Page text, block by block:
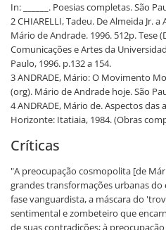
In: ______. Poesias completas. São
2 CHIARELLI, Tadeu. De Almeida Jr.
Mário de Andrade. 1996. 512p. Tese
Comunicações e Artes da
Paulo, 1996. p.132 a 154.
3 ANDRADE, Mário: O Movimento
(org). Mário de Andrade hoje. São
4 ANDRADE, Mário de. Aspectos das
Horizonte: Itatiaia, 1984. (Obras
Críticas
"A preocupação cosmopolita [de
grandes transformações urbanas
fase vanguardista, a máscara do
sentimental e zombeteiro que
de suas contradições; à